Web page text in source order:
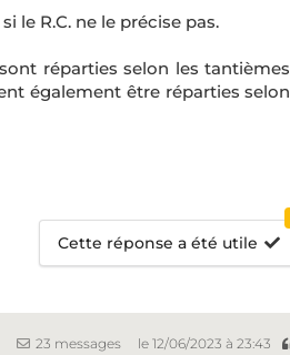
le R.C. ne le précise pas.
réparties selon les tantièmes
également être réparties selon
Cette réponse a été utile
23 messages le 12/06/2023 à 23:43